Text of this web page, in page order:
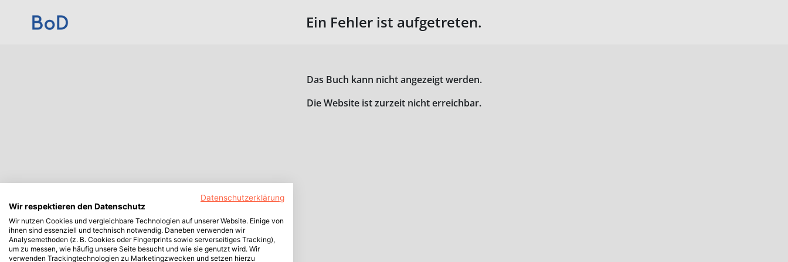
Ein Fehler ist aufgetreten.
Das Buch kann nicht angezeigt werden.
Die Website ist zurzeit nicht erreichbar.
Datenschutzerklärung
Wir respektieren den Datenschutz
Wir nutzen Cookies und vergleichbare Technologien auf unserer Website. Einige von
ihnen sind essenziell und technisch notwendig. Daneben verwenden wir
Analysemethoden (z. B. Cookies oder Fingerprints sowie serverseitiges Tracking),
um zu messen, wie häufig unsere Seite besucht und wie sie genutzt wird. Wir
verwenden Trackingtechnologien zu Marketingzwecken und setzen hierzu